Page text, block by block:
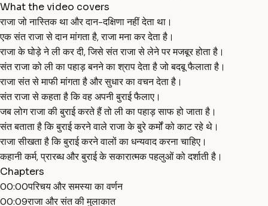
What the video covers
राजा जो नास्तिक था और दान-दक्षिणा नहीं देता था।
एक संत राजा से दान मांगता है, राजा मना कर देता है।
राजा के घोड़े ने ली कर दी, जिसे संत राजा से लेने पर मजबूर होता है।
संत राजा को ली का पहाड़ बनने का श्राप देता है जो बदबू फैलाता है।
राजा संत से माफी मांगता है और सुधार का वचन देता है।
संत राजा से कहता है कि वह अपनी बुराई फैलाए।
जब लोग राजा की बुराई करते हैं तो ली का पहाड़ साफ हो जाता है।
संत बताता है कि बुराई करने वाले राजा के बुरे कर्मों को काट रहे थे।
राजा सीखता है कि बुराई करने वालों का धन्यवाद करना चाहिए।
कहानी कर्म, प्रारब्ध और बुराई के सकारात्मक पहलुओं को दर्शाती है।
Chapters
00:00परिचय और समस्या का वर्णन
00:09राजा और संत की मुलाकात